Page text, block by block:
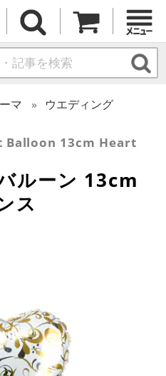
マ
ウエディング
Balloon 13cm Heart
ルーン 13cm
ス